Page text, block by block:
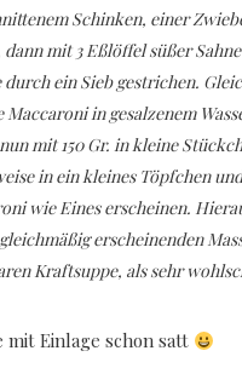
Schinken, einer
mit 3 Eßlöffel süßer
ein Sieb gestrichen.
in gesalzenem
mit 150 Gr. in kleine
in ein kleines Töpfchen
wie Eines erscheinen.
erscheinenden
Kraftsuppe, als sehr
mit Einlage schon satt